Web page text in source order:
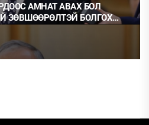
АМНАТ АВАХ БОЛ
ЗӨВШӨӨРӨЛТЭЙ БОЛГОХ